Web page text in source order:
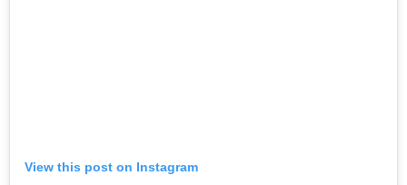
View this post on Instagram